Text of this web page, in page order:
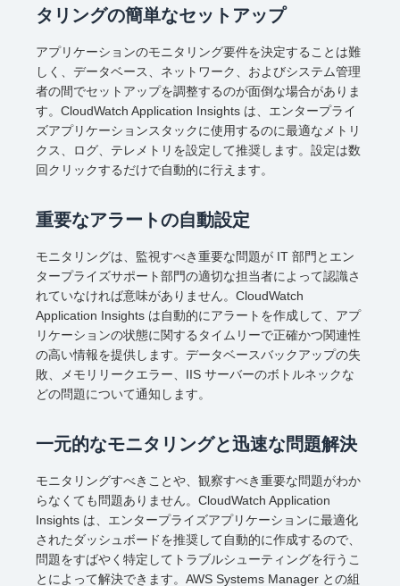
タリングの簡単なセットアップ
アプリケーションのモニタリング要件を決定することは難
しく、データベース、ネットワーク、およびシステム管理
者の間でセットアップを調整するのが面倒な場合がありま
す。CloudWatch Application Insights は、エンタープライ
ズアプリケーションスタックに使用するのに最適なメトリ
クス、ログ、テレメトリを設定して推奨します。設定は数
回クリックするだけで自動的に行えます。
重要なアラートの自動設定
モニタリングは、監視すべき重要な問題が IT 部門とエン
タープライズサポート部門の適切な担当者によって認識さ
れていなければ意味がありません。CloudWatch
Application Insights は自動的にアラートを作成して、アプ
リケーションの状態に関するタイムリーで正確かつ関連性
の高い情報を提供します。データベースバックアップの失
敗、メモリリークエラー、IIS サーバーのボトルネックな
どの問題について通知します。
一元的なモニタリングと迅速な問題解決
モニタリングすべきことや、観察すべき重要な問題がわか
らなくても問題ありません。CloudWatch Application
Insights は、エンタープライズアプリケーションに最適化
されたダッシュボードを推奨して自動的に作成するので、
問題をすばやく特定してトラブルシューティングを行うこ
とによって解決できます。AWS Systems Manager との組